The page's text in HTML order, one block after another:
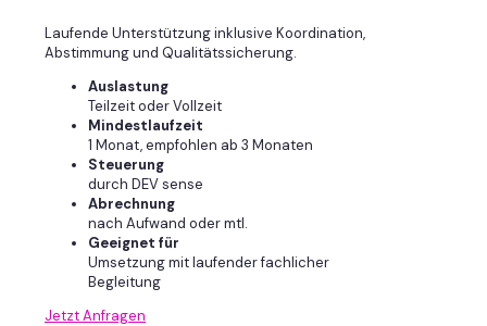
Laufende Unterstützung inklusive Koordination,
Abstimmung und Qualitätssicherung.
Auslastung
Teilzeit oder Vollzeit
Mindestlaufzeit
1 Monat, empfohlen ab 3 Monaten
Steuerung
durch DEV sense
Abrechnung
nach Aufwand oder mtl.
Geeignet für
Umsetzung mit laufender fachlicher
Begleitung
Jetzt Anfragen